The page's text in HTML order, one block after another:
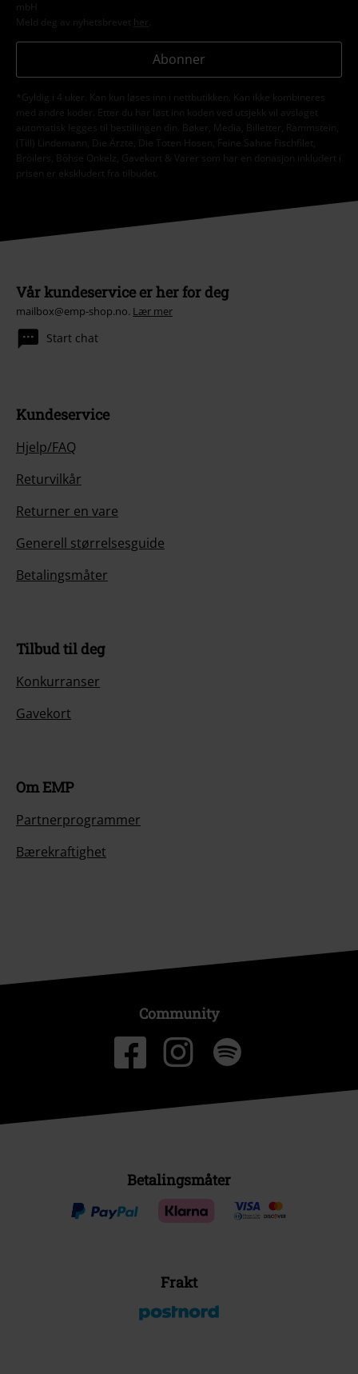
mbH
Meld deg av nyhetsbrevet her
Abonner
*Gyldig i 4 uker. Kan kun løses inn i nettbutikken. Kan ikke kombineres
med andre koder. Etter du har løst inn koden ved utsjekk vil avslaget
automatisk legges til bestillingen din. Bøker, Media, Billetter, Rammstein,
(Till) Lindemann, Die Ärzte, Die Toten Hosen, Feine Sahne Fischfilet,
Broilers, Böhse Onkelz, Gavekort & Varer som har en donasjon inkludert i
prisen er ekskludert fra tilbudet.
Vår kundeservice er her for deg
mailbox@emp-shop.no. Lær mer
Start chat
Kundeservice
Hjelp/FAQ
Returvilkår
Returner en vare
Generell størrelsesguide
Betalingsmåter
Tilbud til deg
Konkurranser
Gavekort
Om EMP
Partnerprogrammer
Bærekraftighet
Community
Betalingsmåter
Frakt